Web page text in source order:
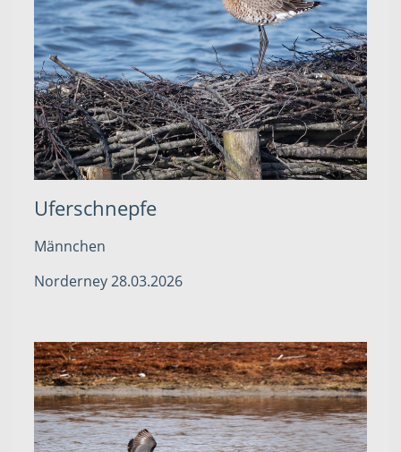
Uferschnepfe
Männchen
Norderney 28.03.2026